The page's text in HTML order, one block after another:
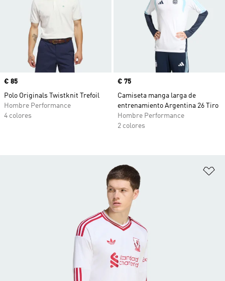
Precio
€ 85
Polo Originals Twistknit Trefoil
Hombre Performance
4 colores
Precio
€ 75
Camiseta manga larga de
entrenamiento Argentina 26 Tiro
Hombre Performance
2 colores